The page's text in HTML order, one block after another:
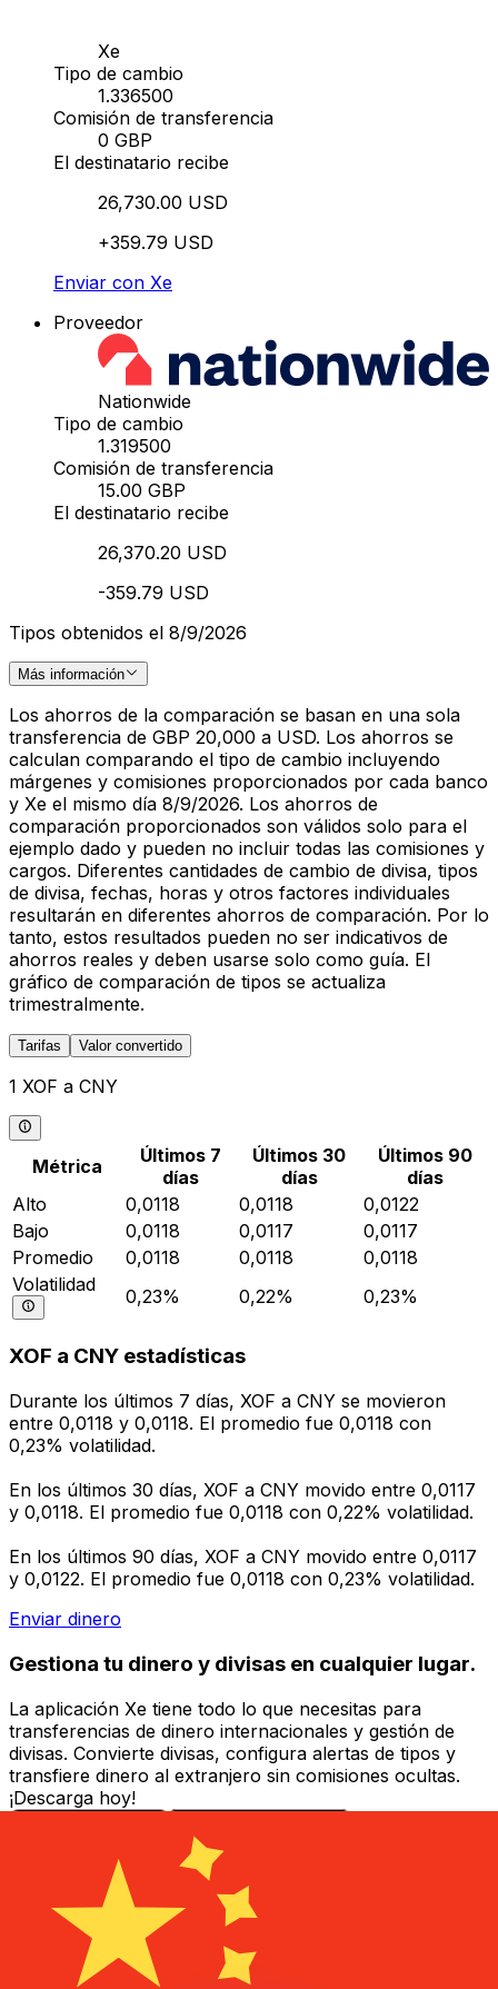
Xe
Tipo de cambio
1.336500
Comisión de transferencia
0 GBP
El destinatario recibe
26,730.00 USD
+359.79 USD
Enviar con Xe
Proveedor
Nationwide
Tipo de cambio
1.319500
Comisión de transferencia
15.00 GBP
El destinatario recibe
26,370.20 USD
-359.79 USD
Tipos obtenidos el 8/9/2026
Más información
Los ahorros de la comparación se basan en una sola
transferencia de GBP 20,000 a USD. Los ahorros se
calculan comparando el tipo de cambio incluyendo
márgenes y comisiones proporcionados por cada banco
y Xe el mismo día 8/9/2026. Los ahorros de
comparación proporcionados son válidos solo para el
ejemplo dado y pueden no incluir todas las comisiones y
cargos. Diferentes cantidades de cambio de divisa, tipos
de divisa, fechas, horas y otros factores individuales
resultarán en diferentes ahorros de comparación. Por lo
tanto, estos resultados pueden no ser indicativos de
ahorros reales y deben usarse solo como guía. El
gráfico de comparación de tipos se actualiza
trimestralmente.
Tarifas Valor convertido
1 XOF a CNY
Métrica
Últimos 7
días
Últimos 30
días
Últimos 90
días
Alto
0,0118 0,0118
0,0122
Bajo
0,0118 0,0117
0,0117
Promedio
0,0118 0,0118
0,0118
Volatilidad
0,23% 0,22% 0,23%
XOF a CNY estadísticas
Durante los últimos 7 días, XOF a CNY se movieron
entre 0,0118 y 0,0118. El promedio fue 0,0118 con
0,23% volatilidad.
En los últimos 30 días, XOF a CNY movido entre 0,0117
y 0,0118. El promedio fue 0,0118 con 0,22% volatilidad.
En los últimos 90 días, XOF a CNY movido entre 0,0117
y 0,0122. El promedio fue 0,0118 con 0,23% volatilidad.
Enviar dinero
Gestiona tu dinero y divisas en cualquier lugar.
La aplicación Xe tiene todo lo que necesitas para
transferencias de dinero internacionales y gestión de
divisas. Convierte divisas, configura alertas de tipos y
transfiere dinero al extranjero sin comisiones ocultas.
¡Descarga hoy!